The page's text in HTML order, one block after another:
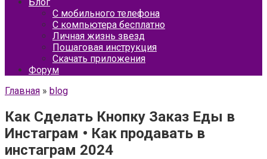
С мобильного телефона
С компьютера бесплатно
Личная жизнь звезд
Пошаговая инструкция
Скачать приложения
Форум
Главная » blog
Как Сделать Кнопку Заказ Еды в
Инстаграм • Как продавать в
инстаграм 2024